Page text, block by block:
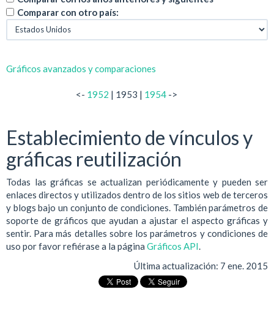
Comparar con otro país:
Gráficos avanzados y comparaciones
<- 1952 | 1953 | 1954 ->
Establecimiento de vínculos y
gráficas reutilización
Todas las gráficas se actualizan periódicamente y pueden ser
enlaces directos y utilizados dentro de los sitios web de terceros
y blogs bajo un conjunto de condiciones. También parámetros de
soporte de gráficos que ayudan a ajustar el aspecto gráficas y
sentir. Para más detalles sobre los parámetros y condiciones de
uso por favor refiérase a la página Gráficos API.
Última actualización: 7 ene. 2015